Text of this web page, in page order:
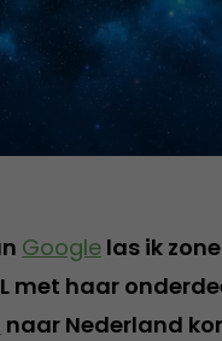
Google las ik
met haar
naar Nederland